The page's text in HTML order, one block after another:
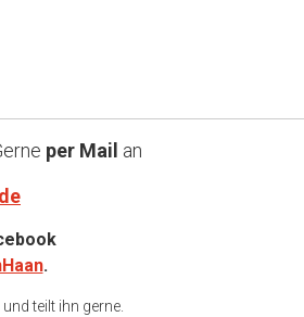
per Mail an
.
teilt ihn gerne.